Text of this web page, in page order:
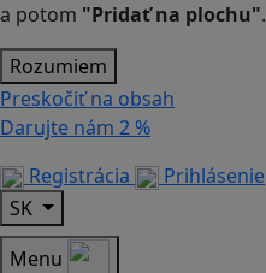
a potom "Pridať na plochu".
Rozumiem
Preskočiť na obsah
Darujte nám 2 %
Registrácia
Prihlásenie
SK
Menu